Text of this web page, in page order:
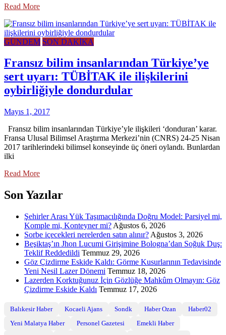
Read More
GÜNDEM SON DAKİKA
Fransız bilim insanlarından Türkiye’ye
sert uyarı: TÜBİTAK ile ilişkilerini
oybirliğiyle dondurdular
Mayıs 1, 2017
Fransız bilim insanlarından Türkiye’yle ilişkileri ‘donduran’ karar.
Fransa Ulusal Bilimsel Araştırma Merkezi’nin (CNRS) 24-25 Nisan
2017 tarihlerindeki bilimsel konseyinde üç öneri oylandı. Bunlardan
ilki
Read More
Son Yazılar
Şehirler Arası Yük Taşımacılığında Doğru Model: Parsiyel mi,
Komple mi, Konteyner mi? Ağustos 6, 2026
Sorbe içecekleri nerelerden satın alınır? Ağustos 3, 2026
Beşiktaş’ın Jhon Lucumi Girişimine Bologna’dan Soğuk Duş:
Teklif Reddedildi Temmuz 29, 2026
Göz Çizdirme Eskide Kaldı: Görme Kusurlarının Tedavisinde
Yeni Nesil Lazer Dönemi Temmuz 18, 2026
Lazerden Korktuğunuz İçin Gözlüğe Mahkûm Olmayın: Göz
Çizdirme Eskide Kaldı Temmuz 17, 2026
Balıkesir Haber Kocaeli Ajans Sondk Haber Ozan
Haber02
Yeni Malatya Haber
Personel Gazetesi
Emekli Haber